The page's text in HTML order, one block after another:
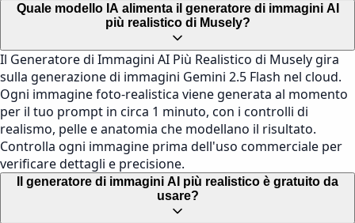
Quale modello IA alimenta il generatore di immagini AI
più realistico di Musely?
Il Generatore di Immagini AI Più Realistico di Musely gira
sulla generazione di immagini Gemini 2.5 Flash nel cloud.
Ogni immagine foto-realistica viene generata al momento
per il tuo prompt in circa 1 minuto, con i controlli di
realismo, pelle e anatomia che modellano il risultato.
Controlla ogni immagine prima dell'uso commerciale per
verificare dettagli e precisione.
Il generatore di immagini AI più realistico è gratuito da
usare?